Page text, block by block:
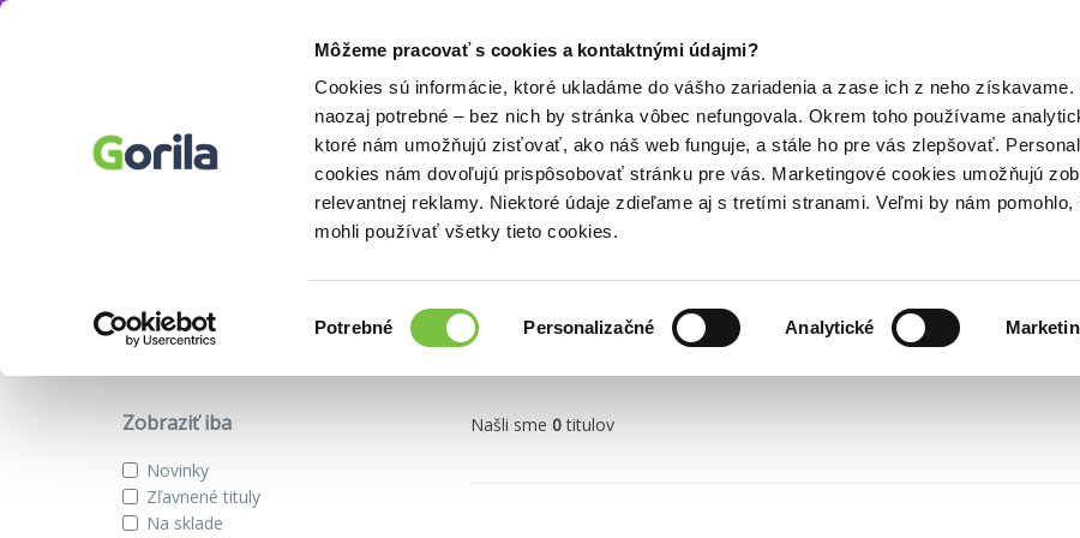
Môžeme pracovať s cookies a kontaktnými údajmi?
Cookies sú informácie, ktoré ukladáme do vášho zariadenia a zase ich z neho získavame.
naozaj potrebné – bez nich by stránka vôbec nefungovala. Okrem toho používame
ktoré nám umožňujú zisťovať, ako náš web funguje, a stále ho pre vás zlepšovať.
cookies nám dovoľujú prispôsobovať stránku pre vás. Marketingové cookies umožňujú
relevantnej reklamy. Niektoré údaje zdieľame aj s tretími stranami. Veľmi by nám pomohlo,
mohli používať všetky tieto cookies.
súhlasu
Potrebné Personalizačné Analytické
Doplnky
DVD z kategórie blu-ray filmy
Podkategórie
3D Blu-ray Ultra HD Blu-ray
Zobraziť iba
Novinky
Zľavnené tituly
Na sklade
Našli sme 0titulov